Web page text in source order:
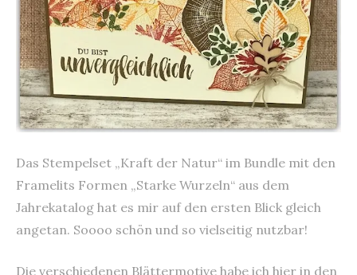
Das Stempelset „Kraft der Natur“ im Bundle mit den
Framelits Formen „Starke Wurzeln“ aus dem
Jahrekatalog hat es mir auf den ersten Blick gleich
angetan. Soooo schön und so vielseitig nutzbar!
Die verschiedenen Blättermotive habe ich hier in den